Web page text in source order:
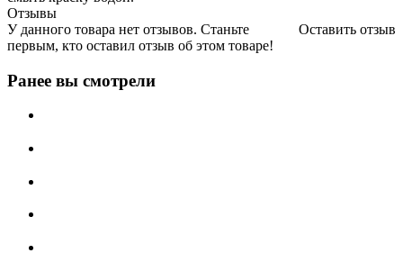
Отзывы
Оставить отзыв
У данного товара нет отзывов. Станьте
первым, кто оставил отзыв об этом товаре!
Ранее вы смотрели